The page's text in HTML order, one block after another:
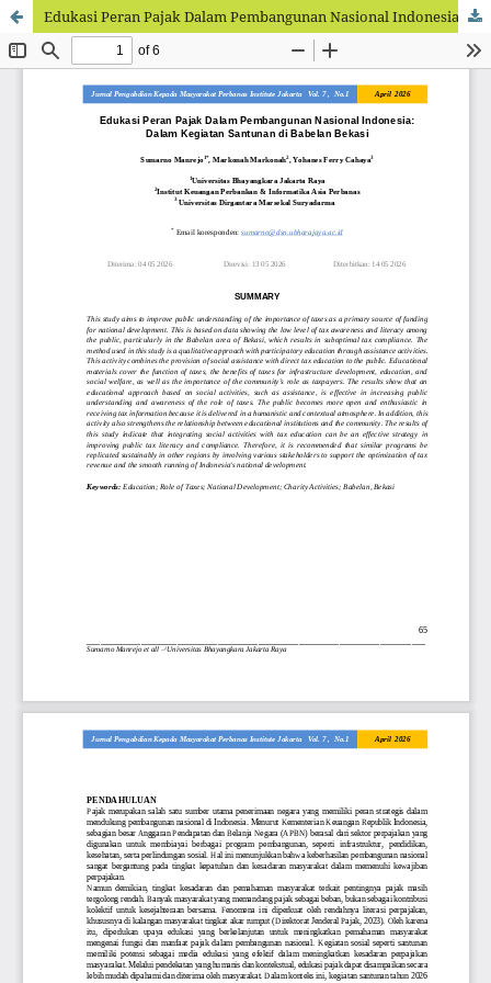
Edukasi Peran Pajak Dalam Pembangunan Nasional Indonesia: Dalam Kegiatan Santunan di Babelan Bekasi